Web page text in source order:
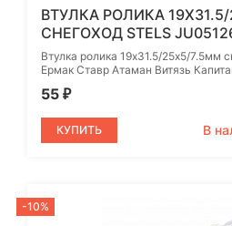
ВТУЛКА РОЛИКА
СНЕГОХОД STELS
Втулка ролика 19х31.5/25х5/7.5мм
Ермак Ставр Атаман Витязь
55 ₽
КУПИТЬ В
-10%